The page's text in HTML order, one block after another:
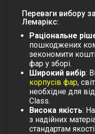
Переваги вибору
Лемарікс:
Раціональне
пошкоджених
зекономити
фар у зборі.
Широкий вибір:
корпусів фар,
необхідне для
Class.
Висока якість:
з надійних
стандартам